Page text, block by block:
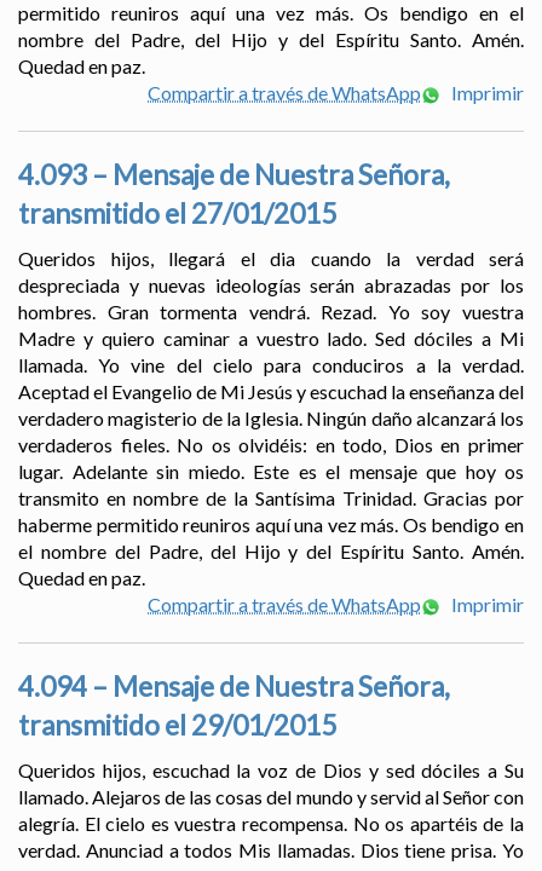
permitido reuniros aquí una vez más. Os bendigo en el
nombre del Padre, del Hijo y del Espíritu Santo. Amén.
Quedad en paz.
Compartir a través de WhatsApp
Imprimir
4.093 – Mensaje de Nuestra Señora,
transmitido el 27/01/2015
Queridos hijos, llegará el dia cuando la verdad será
despreciada y nuevas ideologías serán abrazadas por los
hombres. Gran tormenta vendrá. Rezad. Yo soy vuestra
Madre y quiero caminar a vuestro lado. Sed dóciles a Mi
llamada. Yo vine del cielo para conduciros a la verdad.
Aceptad el Evangelio de Mi Jesús y escuchad la enseñanza del
verdadero magisterio de la Iglesia. Ningún daño alcanzará los
verdaderos fieles. No os olvidéis: en todo, Dios en primer
lugar. Adelante sin miedo. Este es el mensaje que hoy os
transmito en nombre de la Santísima Trinidad. Gracias por
haberme permitido reuniros aquí una vez más. Os bendigo en
el nombre del Padre, del Hijo y del Espíritu Santo. Amén.
Quedad en paz.
Compartir a través de WhatsApp
Imprimir
4.094 – Mensaje de Nuestra Señora,
transmitido el 29/01/2015
Queridos hijos, escuchad la voz de Dios y sed dóciles a Su
llamado. Alejaros de las cosas del mundo y servid al Señor con
alegría. El cielo es vuestra recompensa. No os apartéis de la
verdad. Anunciad a todos Mis llamadas. Dios tiene prisa. Yo